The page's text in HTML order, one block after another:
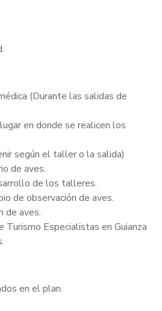
(Durante las salidas de
en donde se realicen los
según el taller o la salida)
de aves.
de los talleres.
de observación de aves.
de aves.
Turismo Especialistas en Guianza
en el plan.